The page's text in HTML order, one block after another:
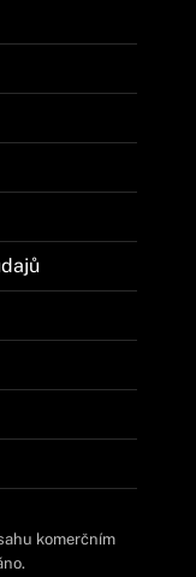
komerčním